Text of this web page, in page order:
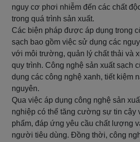
nguy cơ phơi nhiễm đến các chất
trong quá trình sản xuất.
Các biện pháp được áp dụng trong
sạch bao gồm việc sử dụng các
với môi trường, quản lý chất thải và
quy trình. Công nghệ sản xuất sạch
dụng các công nghệ xanh, tiết kiệm
nguyên.
Qua việc áp dụng công nghệ sản
nghiệp có thể tăng cường sự tin cậy
phẩm, đáp ứng yêu cầu chất lượng
người tiêu dùng. Đồng thời, công